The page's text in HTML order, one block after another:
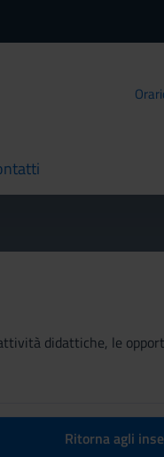
didattiche, le
Ritorna agli